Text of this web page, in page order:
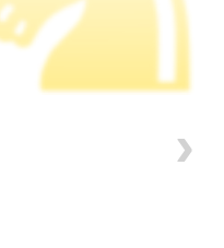
›